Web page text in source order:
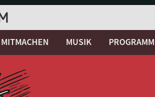
MITMACHEN MUSIK PROGRAMM